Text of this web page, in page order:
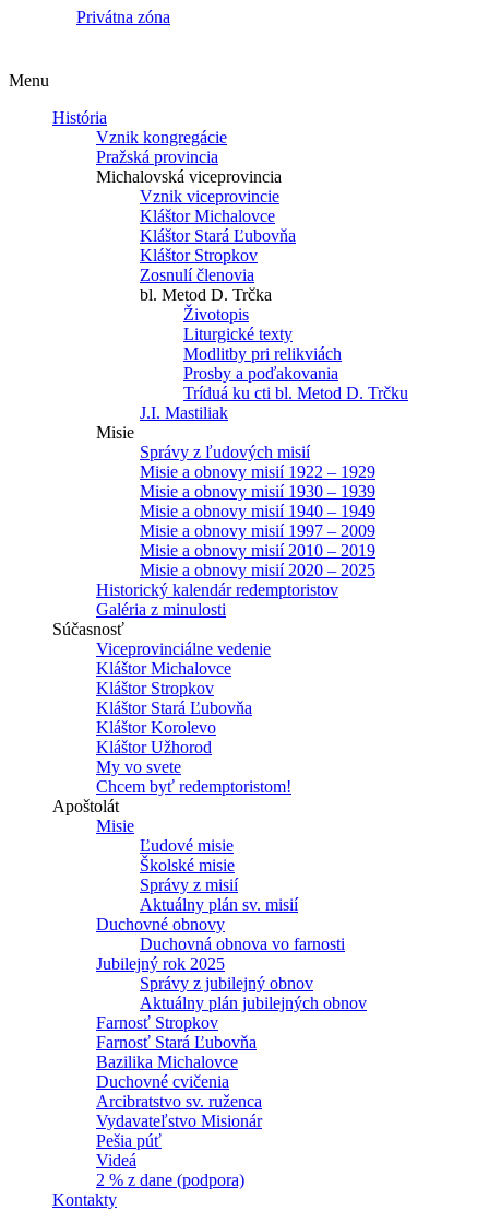
Privátna zóna
Menu
História
Vznik kongregácie
Pražská provincia
Michalovská viceprovincia
Vznik viceprovincie
Kláštor Michalovce
Kláštor Stará Ľubovňa
Kláštor Stropkov
Zosnulí členovia
bl. Metod D. Trčka
Životopis
Liturgické texty
Modlitby pri relikviách
Prosby a poďakovania
Tríduá ku cti bl. Metod D. Trčku
J.I. Mastiliak
Misie
Správy z ľudových misií
Misie a obnovy misií 1922 – 1929
Misie a obnovy misií 1930 – 1939
Misie a obnovy misií 1940 – 1949
Misie a obnovy misií 1997 – 2009
Misie a obnovy misií 2010 – 2019
Misie a obnovy misií 2020 – 2025
Historický kalendár redemptoristov
Galéria z minulosti
Súčasnosť
Viceprovinciálne vedenie
Kláštor Michalovce
Kláštor Stropkov
Kláštor Stará Ľubovňa
Kláštor Korolevo
Kláštor Užhorod
My vo svete
Chcem byť redemptoristom!
Apoštolát
Misie
Ľudové misie
Školské misie
Správy z misií
Aktuálny plán sv. misií
Duchovné obnovy
Duchovná obnova vo farnosti
Jubilejný rok 2025
Správy z jubilejný obnov
Aktuálny plán jubilejných obnov
Farnosť Stropkov
Farnosť Stará Ľubovňa
Bazilika Michalovce
Duchovné cvičenia
Arcibratstvo sv. ruženca
Vydavateľstvo Misionár
Pešia púť
Videá
2 % z dane (podpora)
Kontakty